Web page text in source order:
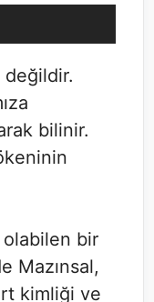
değildir.
bilinir.
olabilen bir
Mazınsal,
kimliği ve